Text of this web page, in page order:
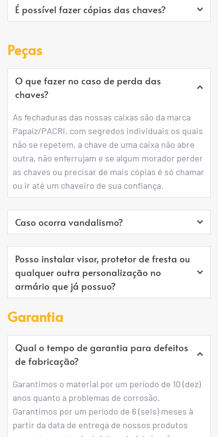
quando necessário.
É possível fazer cópias das chaves?
Porém cada porta dotada de fechadura já
acompanha 2 chaves.
Peças
O que fazer no caso de perda das
chaves?
As fechaduras das nossas caixas são da marca
Papaiz/PACRI, com segredos individuais os quais
não se repetem, a chave de uma caixa não abre
outra, não enferrujam e se algum morador perder
as chaves ou precisar de mais cópias é só chamar
ou ir até um chaveiro de sua confiança.
Caso ocorra vandalismo?
Em caso de quebras e depredações ou uso
indevido do mesmo possuímos um setor de
manutenção onde o fornecimento das peças será
cobrado. Envie-nos uma foto da avaria e
orçaremos no menor tempo possível para
solucionar o problema.
Posso instalar visor, protetor de fresta ou
qualquer outra personalização no
armário que já possuo?
Não é possível, pois essas personalizações
ocorrem durante o processo de fabricação e são
impossíveis de serem feitas após o armário
montado.
Garantia
Qual o tempo de garantia para defeitos
de fabricação?
Garantimos o material por um período de 10 (dez)
anos quanto a problemas de corrosão.
Garantimos por um período de 6 (seis) meses à
partir da data de entrega de nossos produtos